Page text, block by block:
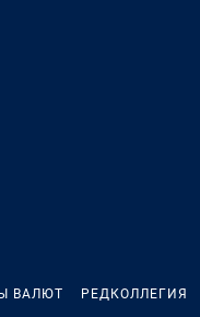
ВАЛЮТ РЕДКОЛЛЕГИЯ